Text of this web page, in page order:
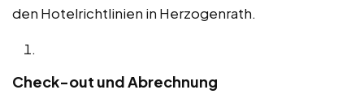
den Hotelrichtlinien in Herzogenrath.
Check-out und Abrechnung